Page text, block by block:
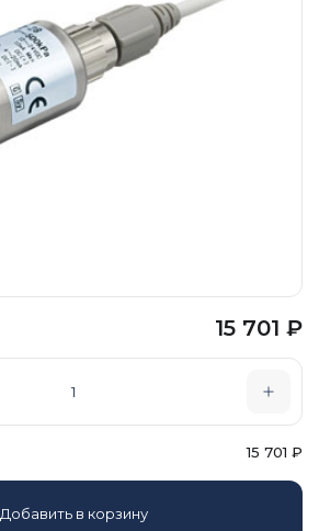
15 701 ₽
15 701 ₽
Добавить в корзину